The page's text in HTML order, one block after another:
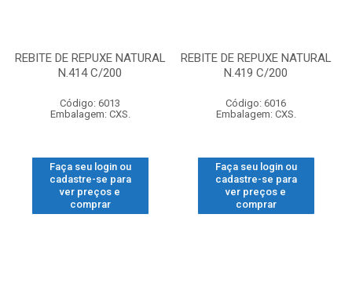
REBITE DE REPUXE NATURAL
N.414 C/200
Código: 6013
Embalagem: CXS.
Faça seu login ou
cadastre-se para
ver preços e
comprar
REBITE DE REPUXE NATURAL
N.419 C/200
Código: 6016
Embalagem: CXS.
Faça seu login ou
cadastre-se para
ver preços e
comprar